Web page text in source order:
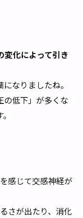
変化によって引き
なりましたね。
の低下」が多くな
感じて交感神経が
さが出たり、消化